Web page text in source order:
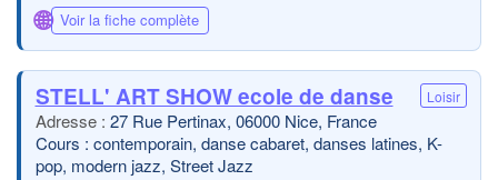
🌐 Voir la fiche complète
STELL' ART SHOW ecole de danse Loisir
27 Rue Pertinax, 06000 Nice, France
Cours : contemporain, danse cabaret, danses latines, K-
pop, modern jazz, Street Jazz